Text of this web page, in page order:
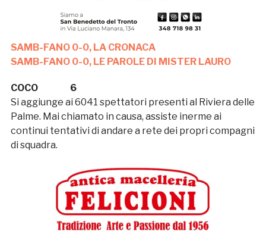
SAMB-FANO 0-0, LA CRONACA
SAMB-FANO 0-0, LE PAROLE DI MISTER LAURO
COCO 6
Si aggiunge ai 6041 spettatori presenti al Riviera delle
Palme. Mai chiamato in causa, assiste inerme ai
continui tentativi di andare a rete dei propri compagni
di squadra.